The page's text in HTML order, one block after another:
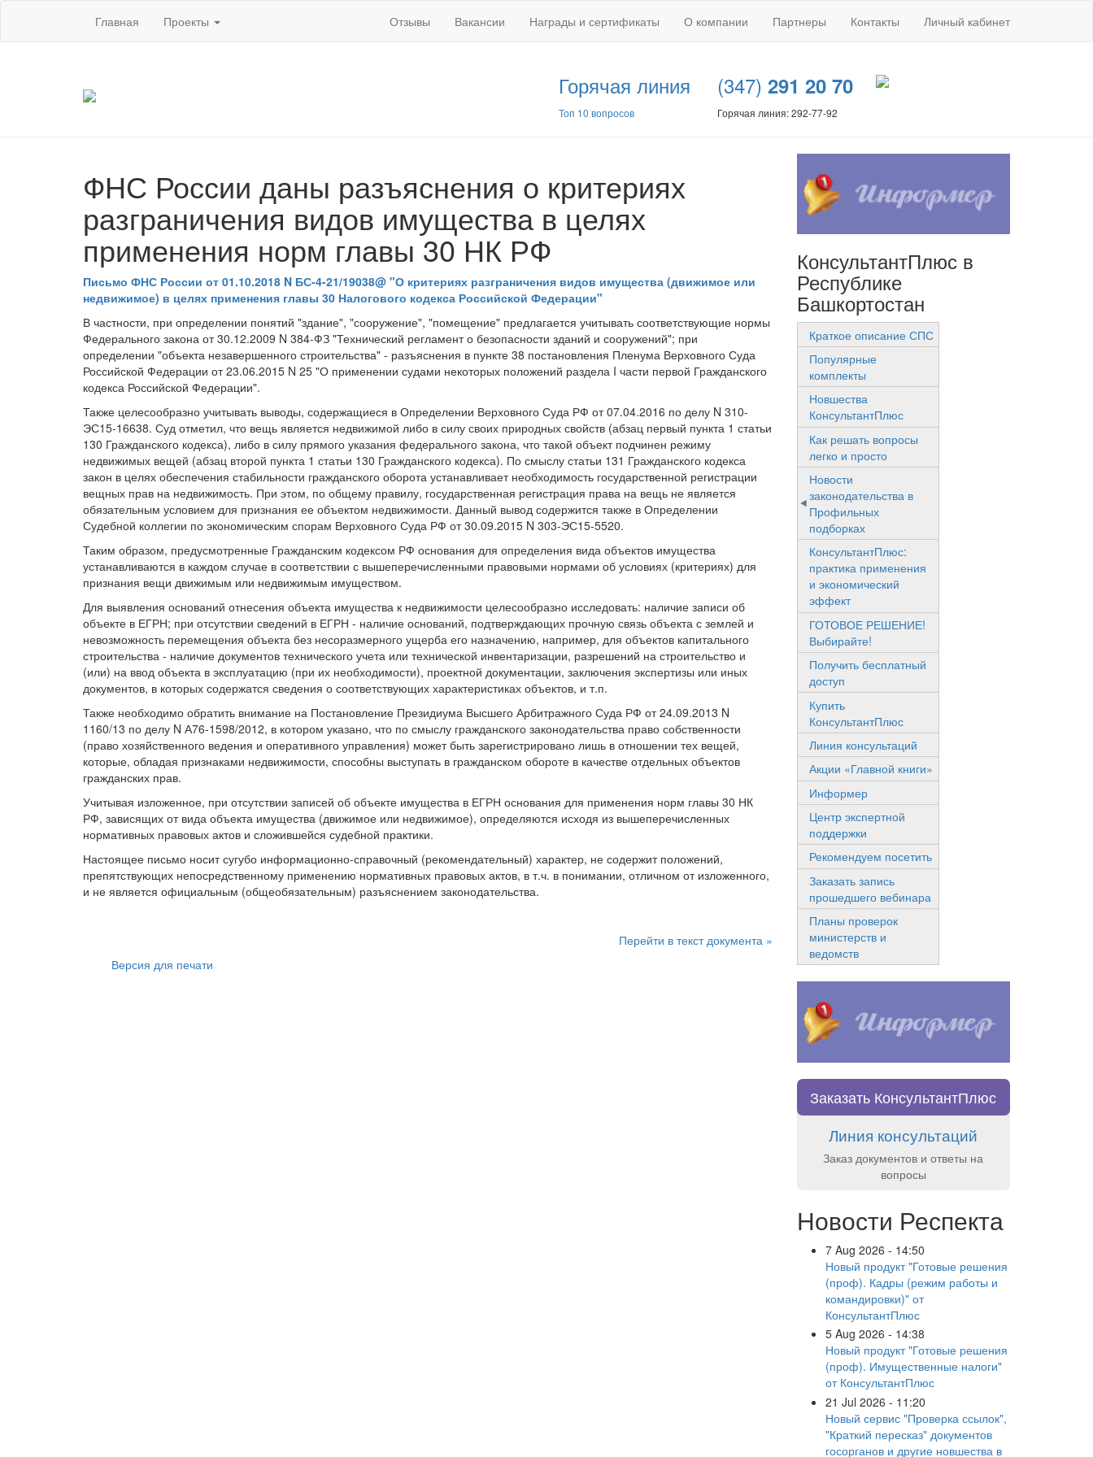
Главная Проекты Отзывы Вакансии Награды и сертификаты О компании Партнеры Контакты Личный кабинет
Горячая линия
Топ 10 вопросов
(347) 291 20 70
Горячая линия: 292-77-92
ФНС России даны разъяснения о критериях
разграничения видов имущества в целях
применения норм главы 30 НК РФ
Письмо ФНС России от 01.10.2018 N БС-4-21/19038@ "О критериях разграничения видов имущества (движимое или
недвижимое) в целях применения главы 30 Налогового кодекса Российской Федерации"
В частности, при определении понятий "здание", "сооружение", "помещение" предлагается учитывать соответствующие нормы
Федерального закона от 30.12.2009 N 384-ФЗ "Технический регламент о безопасности зданий и сооружений"; при
определении "объекта незавершенного строительства" - разъяснения в пункте 38 постановления Пленума Верховного Суда
Российской Федерации от 23.06.2015 N 25 "О применении судами некоторых положений раздела I части первой Гражданского
кодекса Российской Федерации".
Также целесообразно учитывать выводы, содержащиеся в Определении Верховного Суда РФ от 07.04.2016 по делу N 310-
ЭС15-16638. Суд отметил, что вещь является недвижимой либо в силу своих природных свойств (абзац первый пункта 1 статьи
130 Гражданского кодекса), либо в силу прямого указания федерального закона, что такой объект подчинен режиму
недвижимых вещей (абзац второй пункта 1 статьи 130 Гражданского кодекса). По смыслу статьи 131 Гражданского кодекса
закон в целях обеспечения стабильности гражданского оборота устанавливает необходимость государственной регистрации
вещных прав на недвижимость. При этом, по общему правилу, государственная регистрация права на вещь не является
обязательным условием для признания ее объектом недвижимости. Данный вывод содержится также в Определении
Судебной коллегии по экономическим спорам Верховного Суда РФ от 30.09.2015 N 303-ЭС15-5520.
Таким образом, предусмотренные Гражданским кодексом РФ основания для определения вида объектов имущества
устанавливаются в каждом случае в соответствии с вышеперечисленными правовыми нормами об условиях (критериях) для
признания вещи движимым или недвижимым имуществом.
Для выявления оснований отнесения объекта имущества к недвижимости целесообразно исследовать: наличие записи об
объекте в ЕГРН; при отсутствии сведений в ЕГРН - наличие оснований, подтверждающих прочную связь объекта с землей и
невозможность перемещения объекта без несоразмерного ущерба его назначению, например, для объектов капитального
строительства - наличие документов технического учета или технической инвентаризации, разрешений на строительство и
(или) на ввод объекта в эксплуатацию (при их необходимости), проектной документации, заключения экспертизы или иных
документов, в которых содержатся сведения о соответствующих характеристиках объектов, и т.п.
Также необходимо обратить внимание на Постановление Президиума Высшего Арбитражного Суда РФ от 24.09.2013 N
1160/13 по делу N А76-1598/2012, в котором указано, что по смыслу гражданского законодательства право собственности
(право хозяйственного ведения и оперативного управления) может быть зарегистрировано лишь в отношении тех вещей,
которые, обладая признаками недвижимости, способны выступать в гражданском обороте в качестве отдельных объектов
гражданских прав.
Учитывая изложенное, при отсутствии записей об объекте имущества в ЕГРН основания для применения норм главы 30 НК
РФ, зависящих от вида объекта имущества (движимое или недвижимое), определяются исходя из вышеперечисленных
нормативных правовых актов и сложившейся судебной практики.
Настоящее письмо носит сугубо информационно-справочный (рекомендательный) характер, не содержит положений,
препятствующих непосредственному применению нормативных правовых актов, в т.ч. в понимании, отличном от изложенного,
и не является официальным (общеобязательным) разъяснением законодательства.
Перейти в текст документа »
Версия для печати
КонсультантПлюс в
Республике
Башкортостан
Краткое описание СПС
Популярные
комплекты
Новшества
КонсультантПлюс
Как решать вопросы
легко и просто
Новости
законодательства в
Профильных
подборках
КонсультантПлюс:
практика применения
и экономический
эффект
ГОТОВОЕ РЕШЕНИЕ!
Выбирайте!
Получить бесплатный
доступ
Купить
КонсультантПлюс
Линия консультаций
Акции «Главной книги»
Информер
Центр экспертной
поддержки
Рекомендуем посетить
Заказать запись
прошедшего вебинара
Планы проверок
министерств и
ведомств
Заказать КонсультантПлюс
Линия консультаций
Заказ документов и ответы на
вопросы
Новости Респекта
7 Aug 2026 - 14:50
Новый продукт "Готовые решения
(проф). Кадры (режим работы и
командировки)" от
КонсультантПлюс
5 Aug 2026 - 14:38
Новый продукт "Готовые решения
(проф). Имущественные налоги"
от КонсультантПлюс
21 Jul 2026 - 11:20
Новый сервис "Проверка ссылок",
"Краткий пересказ" документов
госорганов и другие новшества в